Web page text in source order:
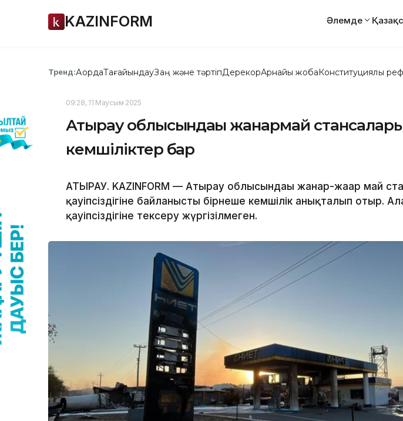
KAZINFORM Әлемде
Тренд:АқордаТағайындауЗаң және тәртіпДерекқорАрнайы жобаКонституциялық
09:28, 11 Маусым 2025
Атырау облысындағы жанармай
кемшіліктер бар
АТЫРАУ. KAZINFORM — Атырау облысындағы жанар-жағар май
қауіпсіздігіне байланысты бірнеше кемшілік анықталып отыр.
қауіпсіздігіне тексеру жүргізілмеген.